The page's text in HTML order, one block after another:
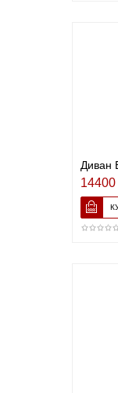
Диван
14400